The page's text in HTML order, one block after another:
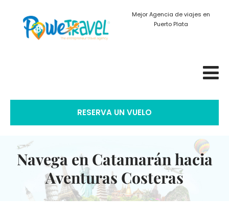
Mejor Agencia de viajes en
Puerto Plata
RESERVA UN VUELO
Navega en Catamarán hacia
Aventuras Costeras